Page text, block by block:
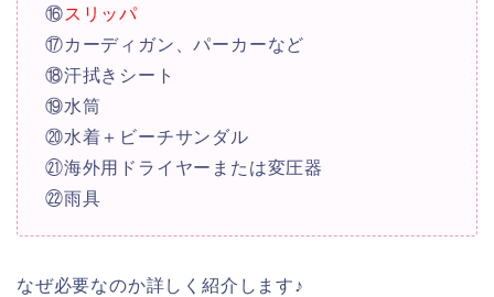
⑯スリッパ
⑰カーディガン、パーカーなど
⑱汗拭きシート
⑲水筒
⑳水着＋ビーチサンダル
㉑海外用ドライヤーまたは変圧器
㉒雨具
なぜ必要なのか詳しく紹介します♪